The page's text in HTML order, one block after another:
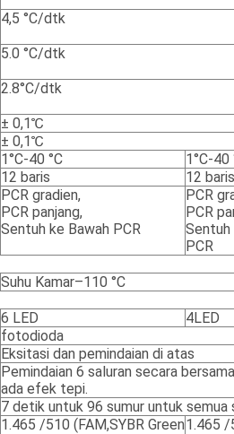
4,5 °C/dtk
5.0 °C/dtk
2.8°C/dtk
± 0,1℃
± 0,1℃
1°C-40 °C
1°C-40
12 baris
12 baris
PCR gradien,
PCR panjang,
Sentuh ke Bawah PCR
PCR
PCR
Sentuh
PCR
Suhu Kamar–110 °C
6 LED
4LED
fotodioda
Eksitasi dan pemindaian di atas
Pemindaian 6 saluran secara
ada efek tepi.
7 detik untuk 96 sumur untuk semua
1.465 /510 (FAM,SYBR Green1.465 /